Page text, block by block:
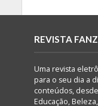
REVISTA
Uma revista
para o seu dia a
conteúdos,
Educação,